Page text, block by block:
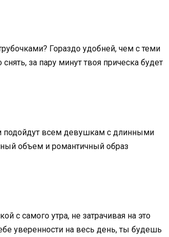
Гораздо удобней, чем с теми
за пару минут твоя прическа будет
подойдут всем девушкам с длинными
объем и романтичный образ
с самого утра, не затрачивая на это
уверенности на весь день, ты будешь